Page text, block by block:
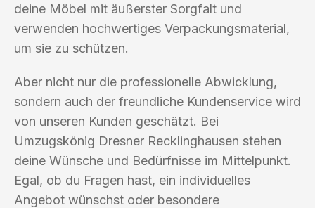
deine Möbel mit äußerster Sorgfalt und
verwenden hochwertiges Verpackungsmaterial,
um sie zu schützen.
Aber nicht nur die professionelle Abwicklung,
sondern auch der freundliche Kundenservice wird
von unseren Kunden geschätzt. Bei
Umzugskönig Dresner Recklinghausen stehen
deine Wünsche und Bedürfnisse im Mittelpunkt.
Egal, ob du Fragen hast, ein individuelles
Angebot wünschst oder besondere